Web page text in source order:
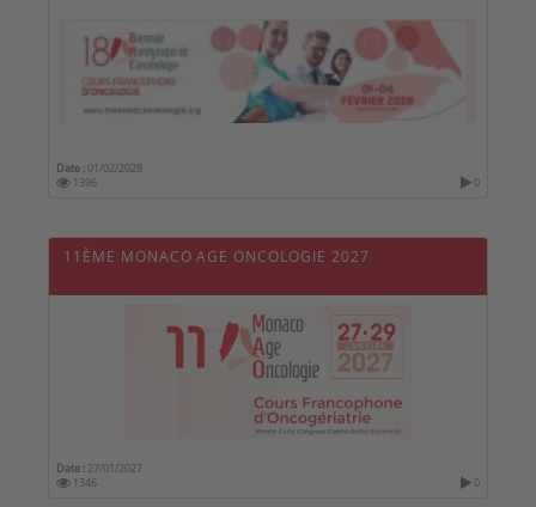
Date :01/02/2028
1396
0
11ÈME MONACO AGE ONCOLOGIE 2027
Date : 27/01/2027
1346
0